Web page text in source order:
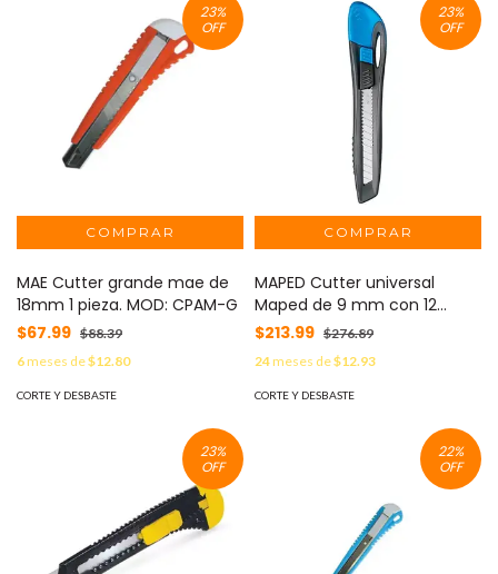
23%
OFF
MAE Cutter grande mae de
18mm 1 pieza. MOD: CPAM-G
$67.99 $88.39
6meses de$12.80
CORTE Y DESBASTE
23%
OFF
MAPED Cutter universal
Maped de 9 mm con 12
piezas material de plástico
MOD: 092311
$213.99 $276.89
24meses de$12.93
CORTE Y DESBASTE
23%
OFF
22%
OFF